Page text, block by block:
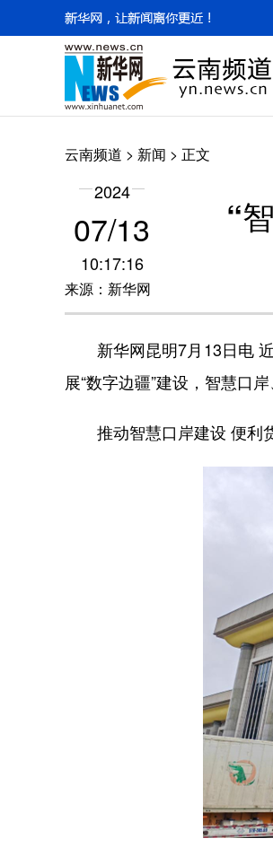
云南频道 > 新闻 > 正文
2024
07/13
10:17:16
来源：新华网
“
新华网昆明7月13日电 近
展“数字边疆”建设，智慧口
推动智慧口岸建设 便利